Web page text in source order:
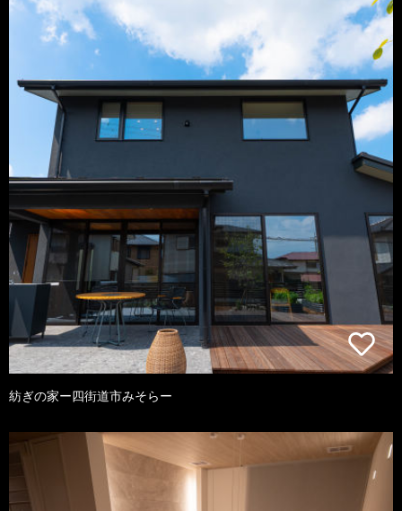
紡ぎの家ー四街道市みそらー